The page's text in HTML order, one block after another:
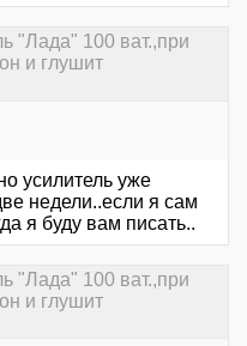
"Лада" 100 ват.,при
и глушит
усилитель уже
недели..если я сам
я буду вам писать..
"Лада" 100 ват.,при
и глушит